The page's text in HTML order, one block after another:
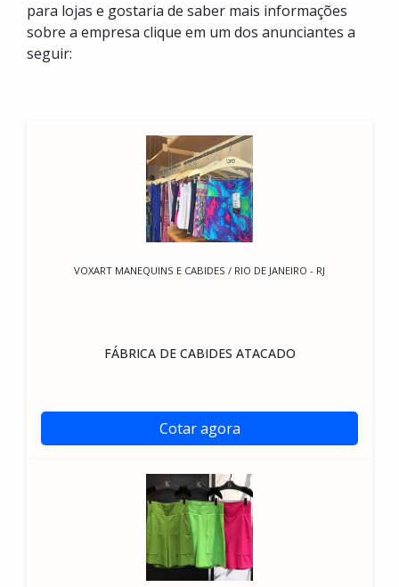
para lojas e gostaria de saber mais informações
sobre a empresa clique em um dos anunciantes a
seguir:
VOXART MANEQUINS E CABIDES / RIO DE JANEIRO - RJ
FÁBRICA DE CABIDES ATACADO
Cotar agora